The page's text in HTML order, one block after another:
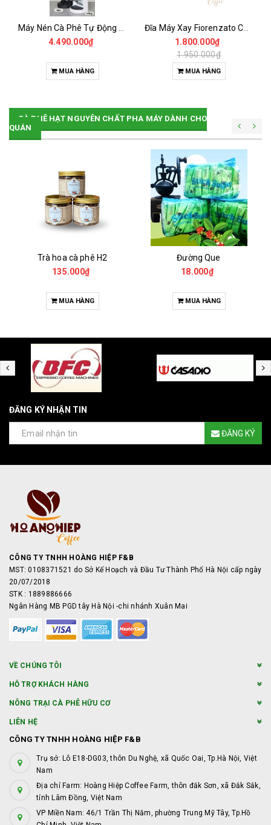
4.490.000₫
MUA HÀNG
1.800.000₫
1.950.000₫
MUA HÀNG
CÀ PHÊ HẠT NGUYÊN CHẤT PHA MÁY DÀNH CHO
QUÁN
Trà hoa cà phê H2
135.000₫
MUA HÀNG
Đường Que
18.000₫
MUA HÀNG
ĐĂNG KÝ NHẬN TIN
ĐĂNG KÝ
CÔNG TY TNHH HOÀNG HIỆP F&B
MST: 0108371521 do Sở Kế Hoạch và Đầu Tư Thành Phố Hà Nội cấp ngày
20/07/2018
STK : 1889886666
Ngân Hàng MB PGD tây Hà Nội -chi nhánh Xuân Mai
VỀ CHÚNG TÔI
HỖ TRỢ KHÁCH HÀNG
NÔNG TRẠI CÀ PHÊ HỮU CƠ
LIÊN HỆ
CÔNG TY TNHH HOÀNG HIỆP F&B
Trụ sở: Lô E18-DG03, thôn Du Nghệ, xã Quốc Oai, Tp.Hà Nội, Việt
Nam
Địa chỉ Farm: Hoàng Hiệp Coffee Farm, thôn đắk Sơn, xã Đắk Sắk,
tỉnh Lâm Đồng, Việt Nam
VP Miền Nam: 46/1 Trần Thị Năm, phường Trung Mỹ Tây, Tp.Hồ